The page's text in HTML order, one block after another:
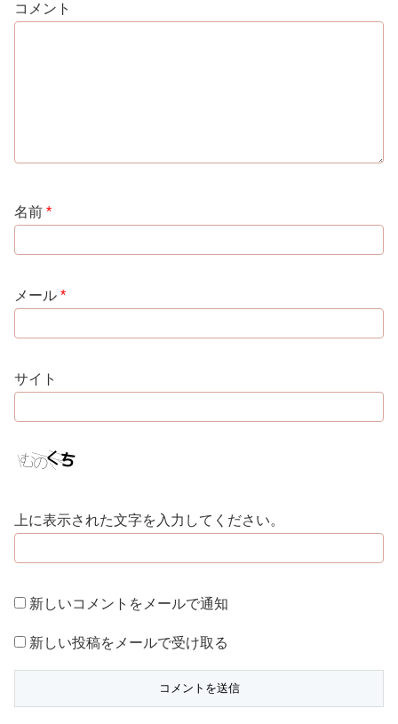
コメント
名前 *
メール *
サイト
上に表示された文字を入力してください。
新しいコメントをメールで通知
新しい投稿をメールで受け取る